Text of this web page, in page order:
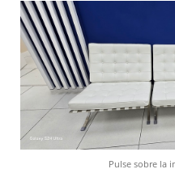
Pulse sobre la